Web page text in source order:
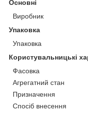
Основні
Виробник
Упаковка
Упаковка
Користувальницькі
Фасовка
Агрегатний стан
Призначення
Спосіб внесення